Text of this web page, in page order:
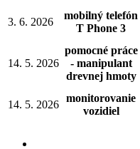
3. 6. 2026
mobilný telefón
T Phone 3
14. 5. 2026
pomocné práce
- manipulant
drevnej hmoty
14. 5. 2026
monitorovanie
vozidiel